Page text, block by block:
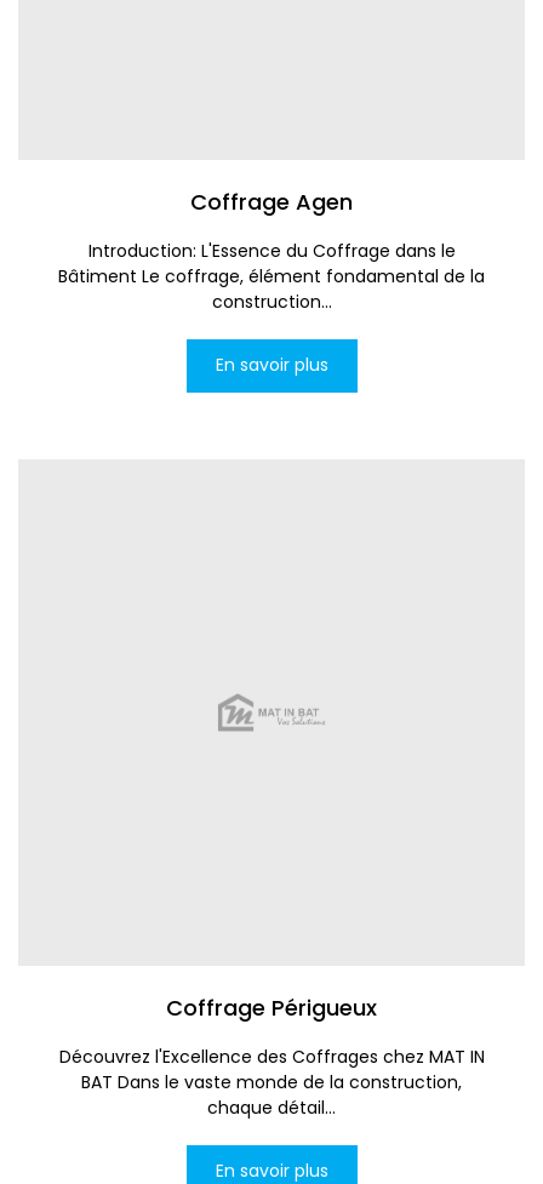
Coffrage Agen
Introduction: L'Essence du Coffrage dans le
Bâtiment Le coffrage, élément fondamental de la
construction...
En savoir plus
Coffrage Périgueux
Découvrez l'Excellence des Coffrages chez MAT IN
BAT Dans le vaste monde de la construction,
chaque détail...
En savoir plus